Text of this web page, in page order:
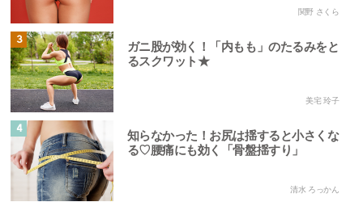
関野 さくら
3
ガニ股が効く！「内もも」のたるみをと
るスクワット★
美宅 玲子
4
知らなかった！お尻は揺すると小さくな
る♡腰痛にも効く「骨盤揺すり」
清水 ろっかん